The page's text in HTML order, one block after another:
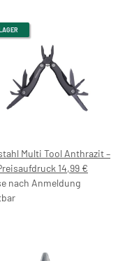
Multi Tool Anthrazit –
14,99 €
nach Anmeldung